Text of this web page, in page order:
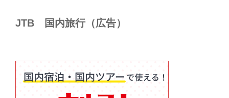
JTB 国内旅行（広告）